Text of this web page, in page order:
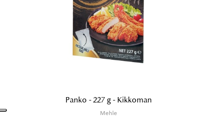
Panko - 227 g - Kikkoman
Mehle